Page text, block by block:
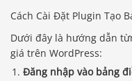
Cách Cài Đặt Plugin Tạo
Dưới đây là hướng dẫn
giá trên WordPress:
Đăng nhập vào bảng